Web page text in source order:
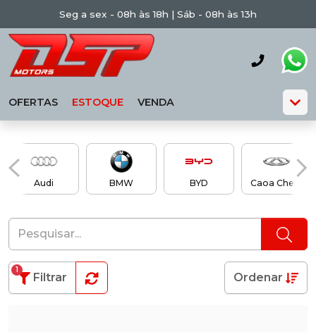
Seg a sex - 08h às 18h | Sáb - 08h às 13h
OFERTAS ESTOQUE VENDA
Audi BMW BYD Caoa Chery
Filtrar
1
Ordenar